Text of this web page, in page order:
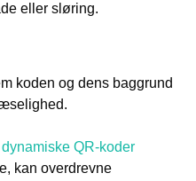
eller sløring.
koden og dens baggrund
dynamiske QR-koder
kan overdrevne